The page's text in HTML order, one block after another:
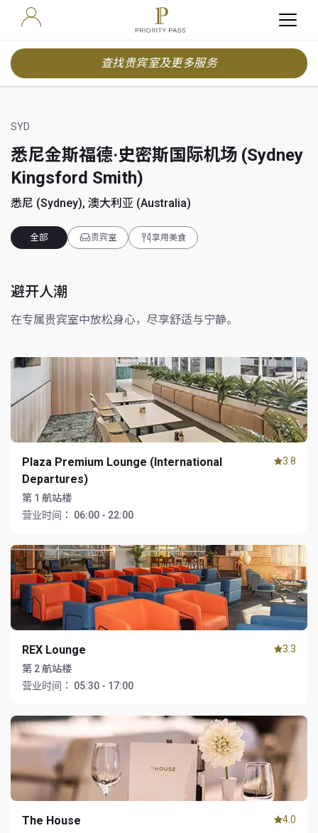
查找贵宾室及更多服务
SYD
悉尼金斯福德·史密斯国际机场 (Sydney
Kingsford Smith)
悉尼 (Sydney), 澳大利亚 (Australia)
全部 贵宾室 享用美食
避开人潮
在专属贵宾室中放松身心，尽享舒适与宁静。
Plaza Premium Lounge (International
Departures)
第 1 航站楼
营业时间：
06:00 - 22:00
3.8
REX Lounge
第 2 航站楼
营业时间：
05:30 - 17:00
3.3
The House 4.0